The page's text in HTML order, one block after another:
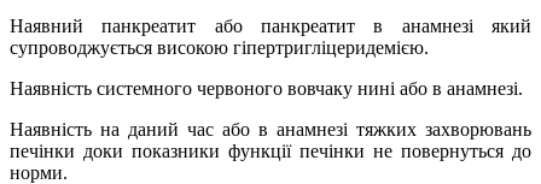
Наявний панкреатит або панкреатит в анамнезі який
супроводжується високою гіпертригліцеридемією.
Наявність системного червоного вовчаку нині або в анамнезі.
Наявність на даний час або в анамнезі тяжких захворювань
печінки доки показники функції печінки не повернуться до
норми.